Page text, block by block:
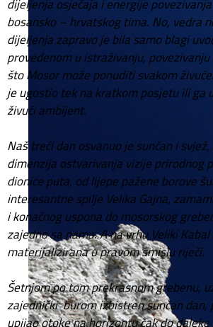
bosansko – hrvatskog tima. No, vedra
dijeljenja zapravo je bila samo blagi
provedenom u istraživanju,
što Mosor može ponuditi svakom
je ugostio tek na kratkom posjetu ili ga
živući ambijent.
Naš treći dan osvanuo je sunčan i
dimenzija ostvarivanja vizije prirodnog
dionice puta, od lijepe pažene borove
interesantne spilje Velika Gajna,
i konačnog uspona do mosorskog
zajedno sa nama. A na vrhu Veliki
materijalizirana u pravom smislu riječi.
Šetnjom po tom prekrasnom grebenu,
zajednički burom izbistren sunčan dan,